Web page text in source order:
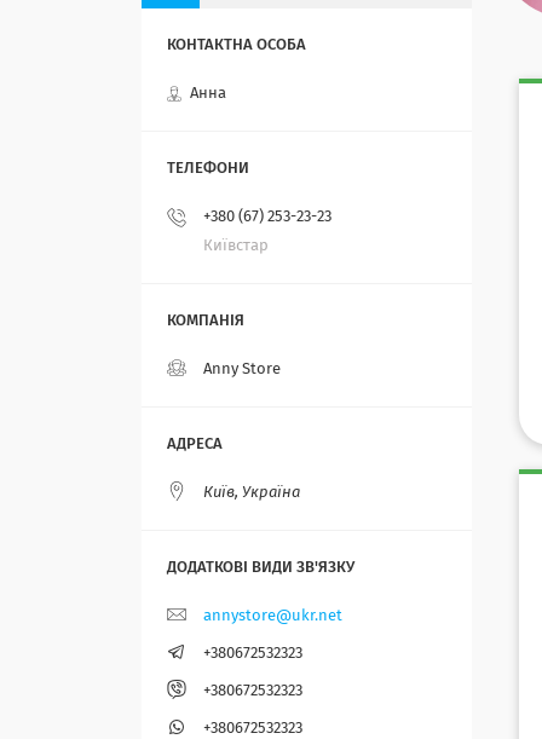
Анна
+380 (67) 253-23-23
Київстар
Anny Store
Київ, Україна
annystore@ukr.net
+380672532323
+380672532323
+380672532323